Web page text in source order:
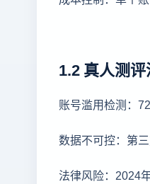
1.2 真人测
账号滥用检测：
数据不可控：第
法律风险：2024